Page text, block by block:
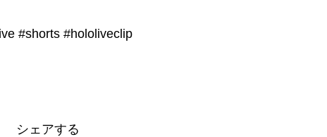
#shorts #hololiveclip
シェアする